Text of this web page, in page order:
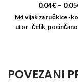
0.04€ – 0.05
M4 vijak za ručkice -
utor -čelik,
POVEZANI